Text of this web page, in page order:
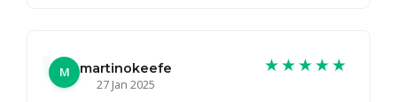
M
martinokeefe
27 Jan 2025
★★★★★